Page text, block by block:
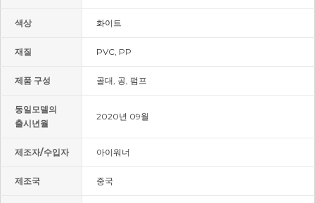
색상 화이트
재질 PVC, PP
제품 구성 골대, 공, 펌프
동일모델의
출시년월
2020년 09월
제조자/수입자 아이워너
제조국 중국